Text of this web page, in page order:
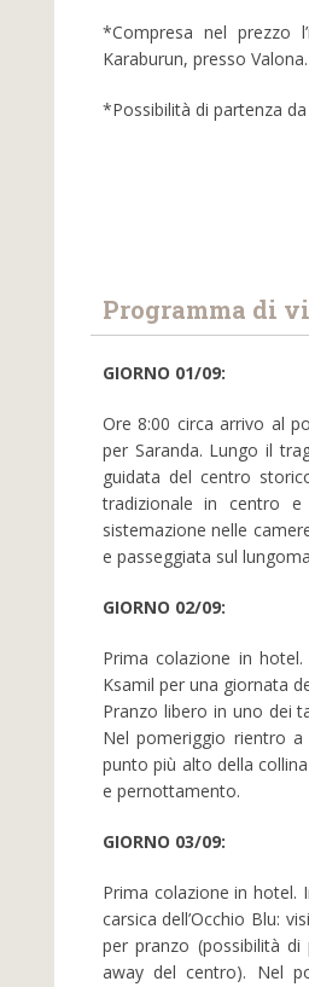
*Compresa nel prezzo
Karaburun, presso Valona.
*Possibilità di partenza
Programma di
GIORNO 01/09:
Ore 8:00 circa arrivo al
per Saranda. Lungo il
guidata del centro
tradizionale in centro
sistemazione nelle
e passeggiata sul
GIORNO 02/09:
Prima colazione in
Ksamil per una giornata
Pranzo libero in uno dei
Nel pomeriggio rientro
punto più alto della
e pernottamento.
GIORNO 03/09:
Prima colazione in hotel.
carsica dell’Occhio Blu:
per pranzo (possibilità
away del centro). Nel